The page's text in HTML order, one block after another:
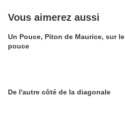
Vous aimerez aussi
Un Pouce, Piton de Maurice, sur le
pouce
De l'autre côté de la diagonale